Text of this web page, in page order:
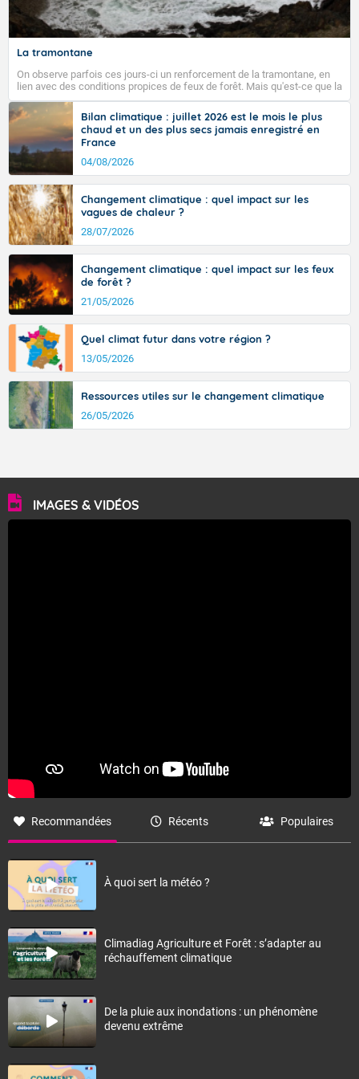
La tramontane
On observe parfois ces jours-ci un renforcement de la tramontane, en
lien avec des conditions propices de feux de forêt. Mais qu'est-ce que la
tramontane ? Quelles sont ses caractéristiques ? La tramontane est un
vent turbulent soufflant de secteur nord-ouest à nord, ou ouest à nord-
ouest, dans un secteur qui part du Roussillon à la vallée de l’Aude et à
l’ouest de l’Hérault. L’étymologie de ce vent vient du latin trasmontanus,
signifiant au-delà des monts, en allusion aux régions montagneuses
d’où provient ce vent.
Bilan climatique : juillet 2026 est le mois le plus
chaud et un des plus secs jamais enregistré en
France
04/08/2026
Changement climatique : quel impact sur les
vagues de chaleur ?
28/07/2026
Changement climatique : quel impact sur les feux
de forêt ?
21/05/2026
Quel climat futur dans votre région ?
13/05/2026
Ressources utiles sur le changement climatique
26/05/2026
IMAGES & VIDÉOS
Recommandées Récents Populaires
À quoi sert la météo ?
Climadiag Agriculture et Forêt : s’adapter au
réchauffement climatique
De la pluie aux inondations : un phénomène
devenu extrême